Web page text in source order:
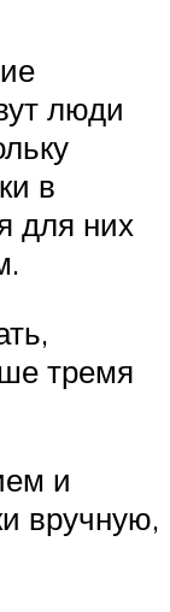
люди
в
для них
тремя
и
вручную,